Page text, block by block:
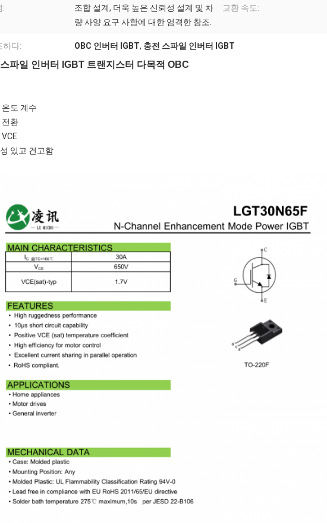
:
조합 설계, 더욱 높은 신뢰성 설계 및 차
량 사양 요구 사항에 대한 엄격한 참조.
교환 속도:
하다: OBC 인버터 IGBT, 충전 스파일 인버터 IGBT
파일 인버터 IGBT 트랜지스터 다목적 OBC
온도 계수
전환
VCE
있고 견고함